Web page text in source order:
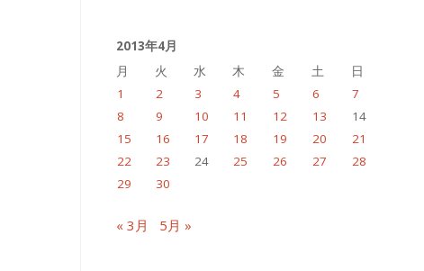
ブ
2013年4月
月
火 水 木 金 土
日
1
2 3 4 5 6
7
8
9 10 11 12 13
14
15
16 17 18 19 20
21
22
23 24 25 26 27
28
29
30
« 3月 5月 »